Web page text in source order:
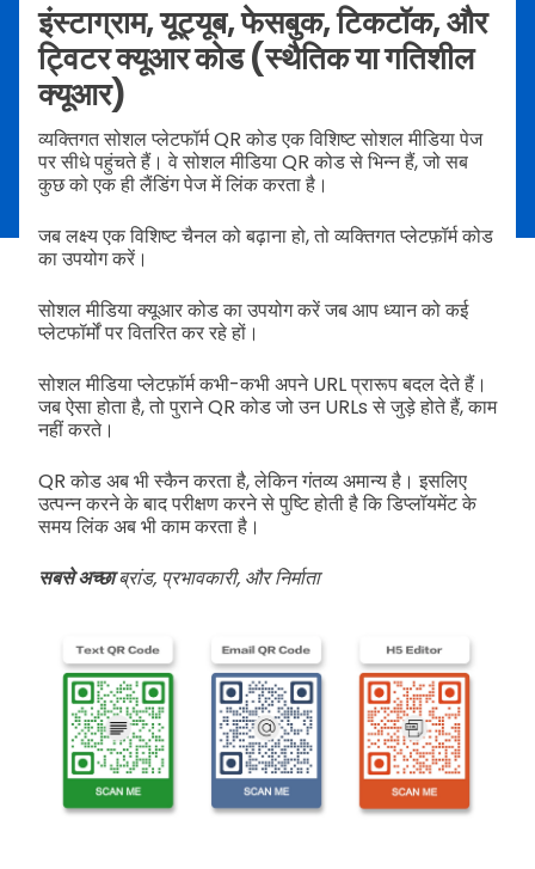
इंस्टाग्राम, यूट्यूब, फेसबुक, टिकटॉक, और
ट्विटर क्यूआर कोड (स्थैतिक या गतिशील
क्यूआर)
व्यक्तिगत सोशल प्लेटफॉर्म QR कोड एक विशिष्ट सोशल मीडिया पेज
पर सीधे पहुंचते हैं। वे सोशल मीडिया QR कोड से भिन्न हैं, जो सब
कुछ को एक ही लैंडिंग पेज में लिंक करता है।
जब लक्ष्य एक विशिष्ट चैनल को बढ़ाना हो, तो व्यक्तिगत प्लेटफ़ॉर्म कोड
का उपयोग करें।
सोशल मीडिया क्यूआर कोड का उपयोग करें जब आप ध्यान को कई
प्लेटफॉर्मों पर वितरित कर रहे हों।
सोशल मीडिया प्लेटफ़ॉर्म कभी-कभी अपने URL प्रारूप बदल देते हैं।
जब ऐसा होता है, तो पुराने QR कोड जो उन URLs से जुड़े होते हैं, काम
नहीं करते।
QR कोड अब भी स्कैन करता है, लेकिन गंतव्य अमान्य है। इसलिए
उत्पन्न करने के बाद परीक्षण करने से पुष्टि होती है कि डिप्लॉयमेंट के
समय लिंक अब भी काम करता है।
सबसे अच्छाब्रांड, प्रभावकारी, और निर्माता